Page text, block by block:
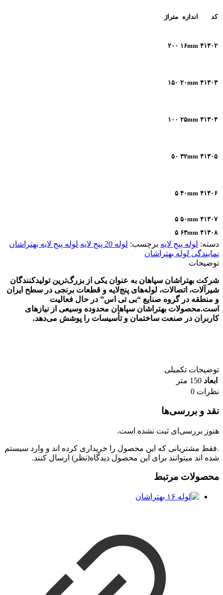
کد اندازه متراژ
۴۱۳۰۲ ۱۶mm ۲۰۰
۴۱۳۰۳ ۲۰mm ۱۵۰
۴۱۳۰۴ ۲۵mm ۱۰۰
۴۱۳۰۵ ۳۲mm ۵۰
۴۱۳۰۶ ۴۰mm ۵
۴۱۳۰۷ ۵۰mm
۵
۴۱۳۰۸
۶۳mm ۵
دسته: لوله پنج لایه برچسب: لوله 20 پنج لایه
لوله پنج لایه بهتراشان
نمایندگی لوله بهتراشان
توضیحات
شرکت بهتراشان سپاهان به عنوان یکی از بزرگ‌ترین تولیدکنندگان
شیرآلات، اتصالات، لوله‌های پنج‌لایه و قطعات برنجی در سطح ایران
و منطقه در گروه صنایع “بی‌ تی ‌اس” در حال فعالیت
است.محصولات بهتراشان سپاهان محدوده وسیعی از نیازهای
کاربران در صنعت ساختمان و تأسیسات را پوشش می‌دهد.
توضیحات تکمیلی
ابعاد 150 متر
نظرات 0
نقد و بررسی‌ها
هنوز بررسی‌ای ثبت نشده است.
.فقط مشتریانی که این محصول را خریداری کرده اند و وارد سیستم
شده اند میتوانند برای این محصول دیدگاه(نظر) ارسال کنند.
محصولات مرتبط